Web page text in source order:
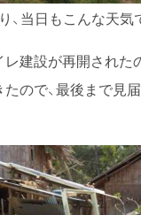
、当日もこんな天気
建設が再開された
ので、最後まで見